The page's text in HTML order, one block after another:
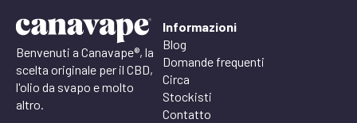
Benvenuti a Canavape®, la
scelta originale per il CBD,
l'olio da svapo e molto
altro.
Informazioni
Blog
Domande frequenti
Circa
Stockisti
Contatto